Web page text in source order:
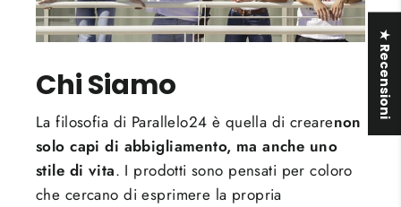
Chi Siamo
La filosofia di Parallelo24 è quella di crearenon
solo capi di abbigliamento, ma anche uno
stile di vita. I prodotti sono pensati per coloro
che cercano di esprimere la propria
★ Recensioni